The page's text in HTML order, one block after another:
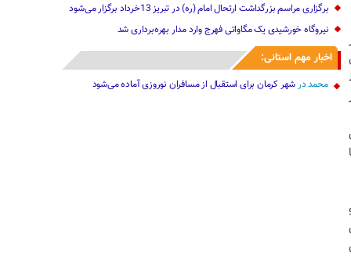
برگزاری مراسم بزرگداشت ارتحال امام (ره) در تبریز 13خرداد برگزار می‌شود
نیروگاه خورشیدی یک مگاواتی فهرج وارد مدار بهره‌برداری شد
اخبار مهم استانی:
محمددرشهر کرمان برای استقبال از مسافران نوروزی آماده می‌شود